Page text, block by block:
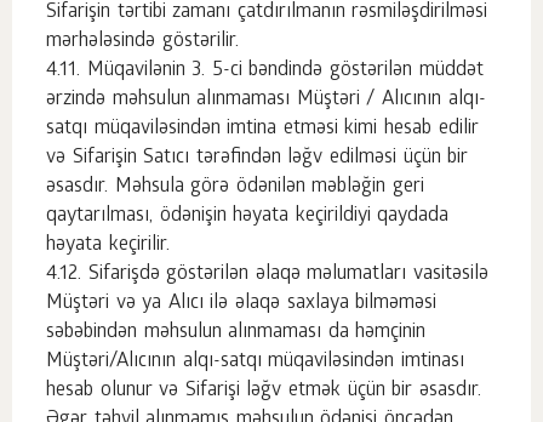
Sifarişin tərtibi zamanı çatdırılmanın rəsmiləşdirilməsi
mərhələsində göstərilir.
Müqavilənin 3. 5-ci bəndində göstərilən müddət
ərzində məhsulun alınmaması Müştəri / Alıcının alqı-
satqı müqaviləsindən imtina etməsi kimi hesab edilir
və Sifarişin Satıcı tərəfindən ləğv edilməsi üçün bir
əsasdır. Məhsula görə ödənilən məbləğin geri
qaytarılması, ödənişin həyata keçirildiyi qaydada
həyata keçirilir.
Sifarişdə göstərilən əlaqə məlumatları vasitəsilə
Müştəri və ya Alıcı ilə əlaqə saxlaya bilməməsi
səbəbindən məhsulun alınmaması da həmçinin
Müştəri/Alıcının alqı-satqı müqaviləsindən imtinası
hesab olunur və Sifarişi ləğv etmək üçün bir əsasdır.